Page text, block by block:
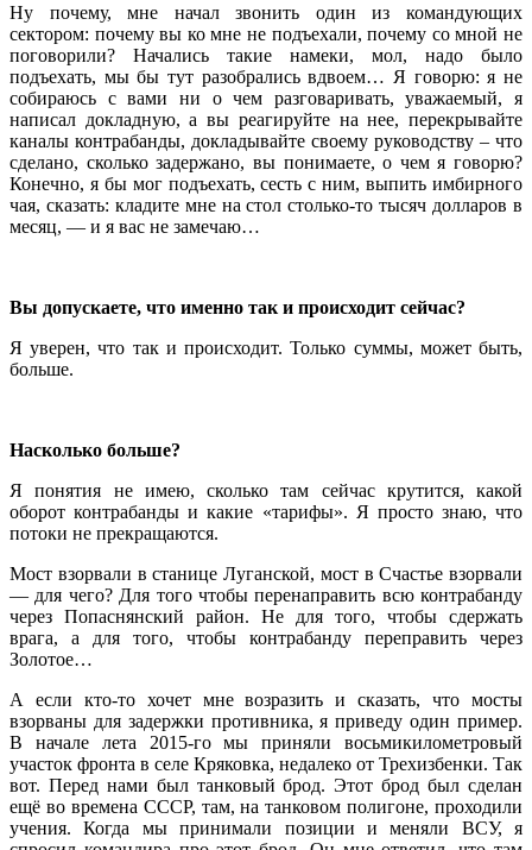
Ну почему, мне начал звонить один из командующих
сектором: почему вы ко мне не подъехали, почему со мной не
поговорили? Начались такие намеки, мол, надо было
подъехать, мы бы тут разобрались вдвоем… Я говорю: я не
собираюсь с вами ни о чем разговаривать, уважаемый, я
написал докладную, а вы реагируйте на нее, перекрывайте
каналы контрабанды, докладывайте своему руководству – что
сделано, сколько задержано, вы понимаете, о чем я говорю?
Конечно, я бы мог подъехать, сесть с ним, выпить имбирного
чая, сказать: кладите мне на стол столько-то тысяч долларов в
месяц, — и я вас не замечаю…
Вы допускаете, что именно так и происходит сейчас?
Я уверен, что так и происходит. Только суммы, может быть,
больше.
Насколько больше?
Я понятия не имею, сколько там сейчас крутится, какой
оборот контрабанды и какие «тарифы». Я просто знаю, что
потоки не прекращаются.
Мост взорвали в станице Луганской, мост в Счастье взорвали
— для чего? Для того чтобы перенаправить всю контрабанду
через Попаснянский район. Не для того, чтобы сдержать
врага, а для того, чтобы контрабанду переправить через
Золотое…
А если кто-то хочет мне возразить и сказать, что мосты
взорваны для задержки противника, я приведу один пример.
В начале лета 2015-го мы приняли восьмикилометровый
участок фронта в селе Кряковка, недалеко от Трехизбенки. Так
вот. Перед нами был танковый брод. Этот брод был сделан
ещё во времена СССР, там, на танковом полигоне, проходили
учения. Когда мы принимали позиции и меняли ВСУ, я